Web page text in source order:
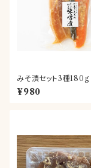
みそ漬セット3種180g
¥980